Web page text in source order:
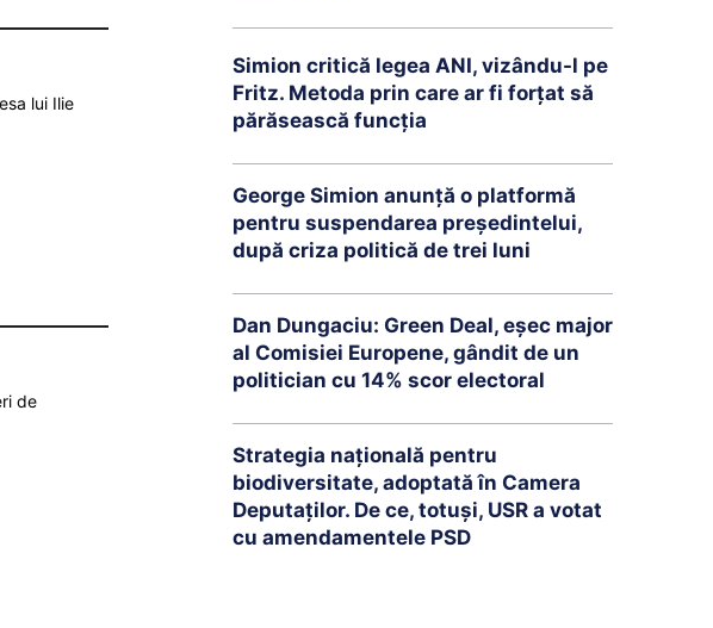
lui Ilie
de
Simion critică legea ANI, vizându-l pe
Fritz. Metoda prin care ar fi forțat să
părăsească funcția
George Simion anunță o platformă
pentru suspendarea președintelui,
după criza politică de trei luni
Dan Dungaciu: Green Deal, eșec major
al Comisiei Europene, gândit de un
politician cu 14% scor electoral
Strategia națională pentru
biodiversitate, adoptată în Camera
Deputaților. De ce, totuși, USR a votat
cu amendamentele PSD